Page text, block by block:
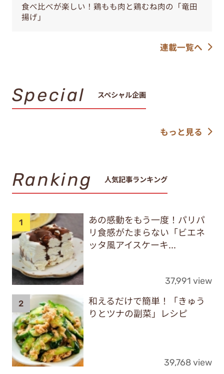
食べ比べが楽しい！鶏もも肉と鶏むね肉の「竜田
揚げ」
連載一覧へ
Special スペシャル企画
もっと見る
Ranking 人気記事ランキング
あの感動をもう一度！パリパ
リ食感がたまらない「ビエネ
ッタ風アイスケーキ...
37,991 view
和えるだけで簡単！「きゅう
りとツナの副菜」レシピ
39,768 view